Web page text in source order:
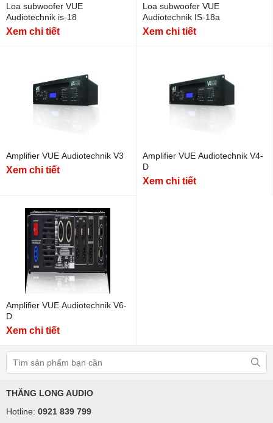
Loa subwoofer VUE
Audiotechnik is-18
Xem chi tiết
Loa subwoofer VUE
Audiotechnik IS-18a
Xem chi tiết
Amplifier VUE Audiotechnik V3
Xem chi tiết
Amplifier VUE Audiotechnik V4-
D
Xem chi tiết
Amplifier VUE Audiotechnik V6-
D
Xem chi tiết
THĂNG LONG AUDIO
Hotline: 0921 839 799